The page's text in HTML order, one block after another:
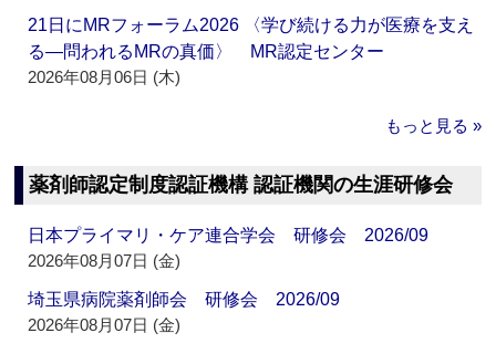
21日にMRフォーラム2026 〈学び続ける力が医療を支え
る―問われるMRの真価〉 MR認定センター
2026年08月06日 (木)
もっと見る »
薬剤師認定制度認証機構 認証機関の生涯研修会
日本プライマリ・ケア連合学会 研修会 2026/09
2026年08月07日 (金)
埼玉県病院薬剤師会 研修会 2026/09
2026年08月07日 (金)